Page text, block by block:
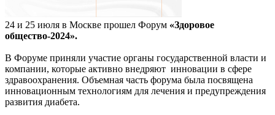
24 и 25 июля в Москве прошел Форум «Здоровое
общество-2024».
В Форуме приняли участие органы государственной власти и
компании, которые активно внедряют инновации в сфере
здравоохранения. Объемная часть форума была посвящена
инновационным технологиям для лечения и предупреждения
развития диабета.